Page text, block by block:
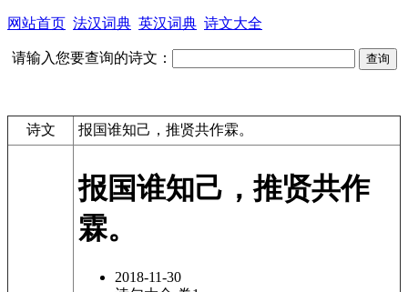
网站首页 法汉词典 英汉词典 诗文大全
请输入您要查询的诗文：
诗文 报国谁知己，推贤共作霖。
报国谁知己，推贤共作
霖。
2018-11-30